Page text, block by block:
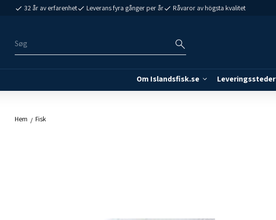
32 år av erfarenhet Leverans fyra gånger per år Råvaror av högsta kvalitet
Om Islandsfisk.se Leveringssteder
Hem Fisk